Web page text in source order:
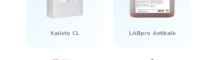
Kalisto CL LABpro Antikalk